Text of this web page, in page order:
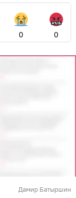
0 0
Дамир Батыршин